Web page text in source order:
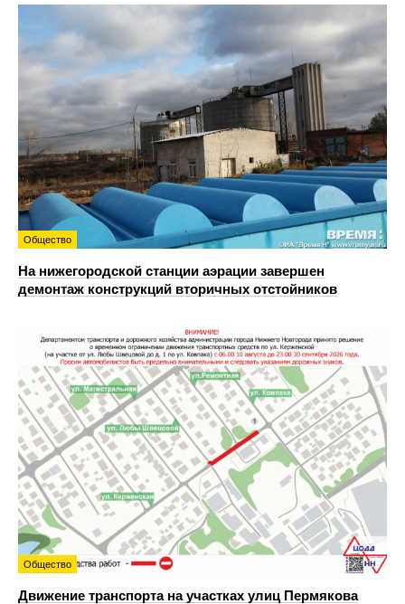
Общество
На нижегородской станции аэрации завершен
демонтаж конструкций вторичных отстойников
Общество
Движение транспорта на участках улиц Пермякова